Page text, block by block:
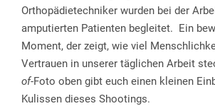
Orthopädietechniker wurden bei der
amputierten Patienten begleitet. Ein
Moment, der zeigt, wie viel
Vertrauen in unserer täglichen Arbeit
of-Foto oben gibt euch einen kleinen
Kulissen dieses Shootings.